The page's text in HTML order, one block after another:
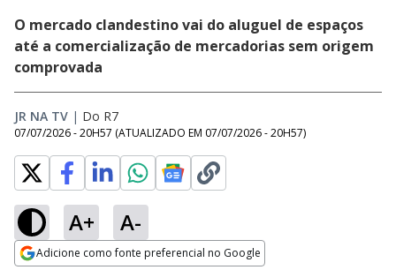
O mercado clandestino vai do aluguel de espaços
até a comercialização de mercadorias sem origem
comprovada
JR NA TV | Do R7
07/07/2026 - 20H57 (ATUALIZADO EM 07/07/2026 - 20H57)
A+ A-
Adicione como fonte preferencial no Google
Ativar
78.90%